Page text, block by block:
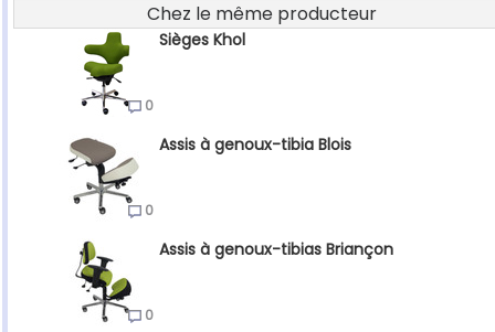
Chez le même producteur
Sièges Khol
0
Assis à genoux-tibia Blois
0
Assis à genoux-tibias Briançon
0